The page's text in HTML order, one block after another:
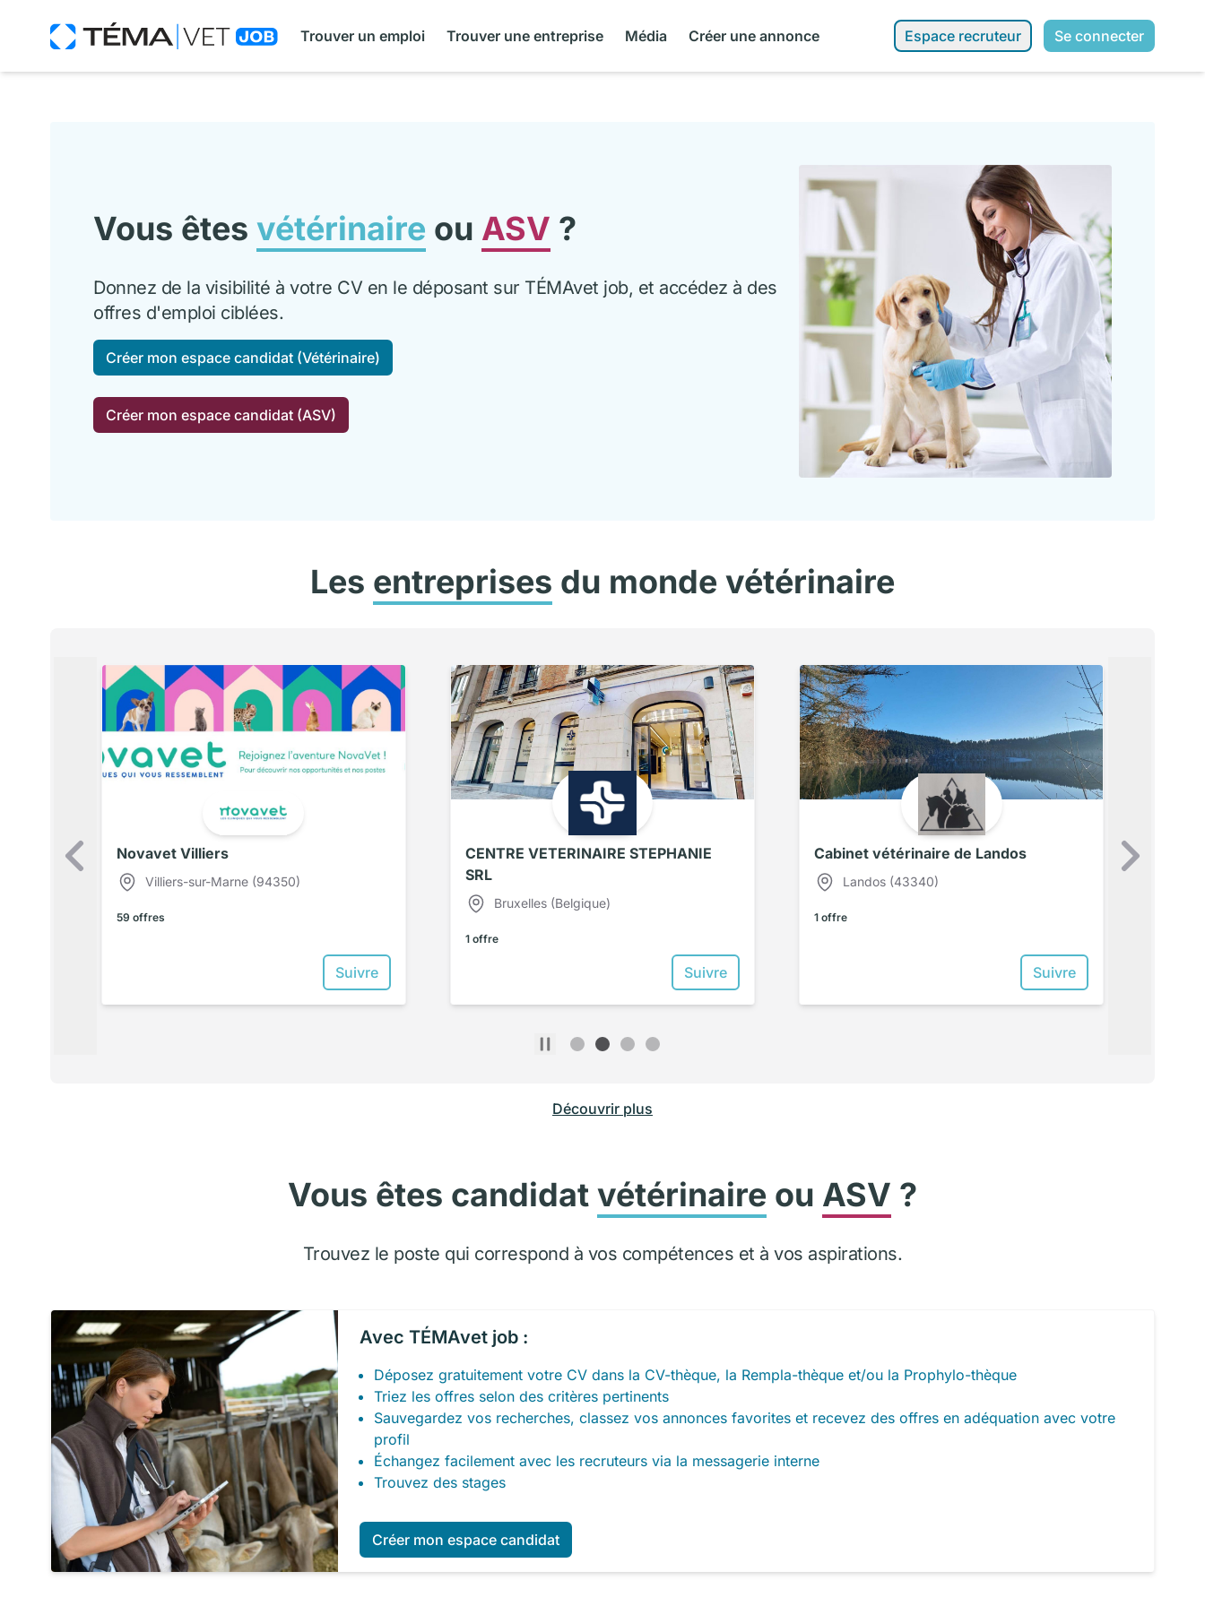
Trouver un emploi Trouver une entreprise Média Créer une annonce Espace recruteur Se connecter
Vous êtes vétérinaire ou ASV ?
Donnez de la visibilité à votre CV en le déposant sur TÉMAvet job, et accédez à des
offres d'emploi ciblées.
Créer mon espace candidat (Vétérinaire)
Créer mon espace candidat (ASV)
Les entreprises du monde vétérinaire
Novavet Villiers
Villiers-sur-Marne (94350)
59 offres
Suivre
CENTRE VETERINAIRE STEPHANIE
SRL
Bruxelles (Belgique)
1 offre
Suivre
Cabinet vétérinaire de Landos
Landos (43340)
1 offre
Suivre
Précédent
Découvrir plus
Vous êtes candidat vétérinaire ou ASV ?
Trouvez le poste qui correspond à vos compétences et à vos aspirations.
Avec TÉMAvet job :
Déposez gratuitement votre CV dans la CV-thèque, la Rempla-thèque et/ou la Prophylo-thèque
Triez les offres selon des critères pertinents
Sauvegardez vos recherches, classez vos annonces favorites et recevez des offres en adéquation avec votre
profil
Échangez facilement avec les recruteurs via la messagerie interne
Trouvez des stages
Créer mon espace candidat